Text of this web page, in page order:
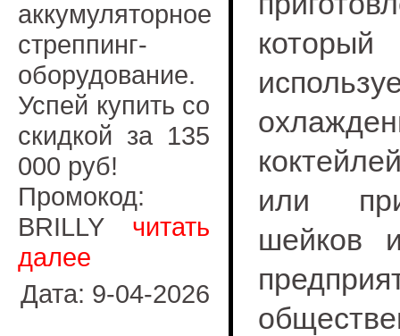
аккумуляторное
стреппинг-
оборудование.
Успей купить со
скидкой за 135
000 руб!
Промокод:
BRILLY читать
далее
Дата: 9-04-2026
который
или
шейков